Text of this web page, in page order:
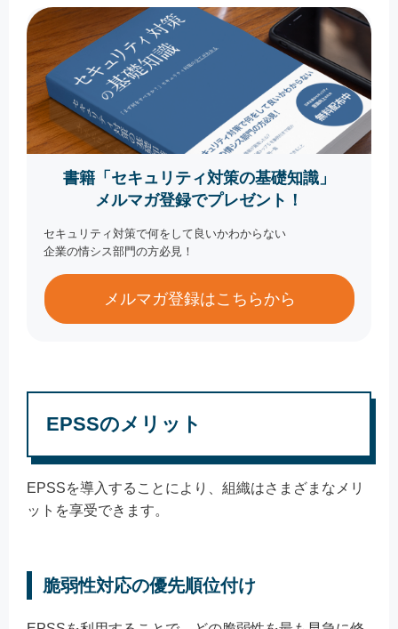
書籍「セキュリティ対策の基礎知識」
メルマガ登録でプレゼント！
セキュリティ対策で何をして良いかわからない
企業の情シス部門の方必見！
メルマガ登録はこちらから
EPSSのメリット
EPSSを導入することにより、組織はさまざまなメリ
ットを享受できます。
脆弱性対応の優先順位付け